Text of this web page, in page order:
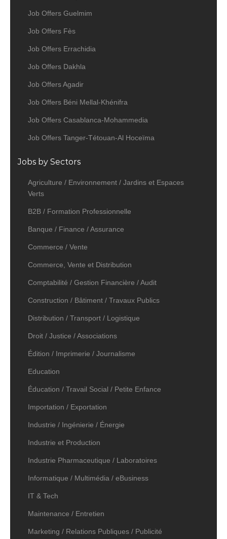
Job Offers Guelmim
Job Offers Fès
Job Offers Errachidia
Job Offers Dakhla
Job Offers Agadir
Job Offers Béni Mellal-Khénifra
Job Offers Casablanca-Mohammedia
Job Offers Tanger-Tétouan-Al Hoceïma
Jobs by Sectors
Agriculture / Environnement / Jardins et Espaces
Verts
B2B / Formation Professionnelle
Banque / Finance / Assurance
Commerce / Vente
Commerce, Vente et Distribution
Comptabilité / Gestion Financière / Audit
Construction / Bâtiment / Travaux Publics
Distribution / Transport / Logistique
Droit / Justice / Associations
Édition / Imprimerie / Journalisme
Education
Éducation / Travail Social / Petite Enfance
Importation / Exportation
Industrie / Ingénierie / Énergie
Industrie et Production
Industrie Pharmaceutique / Laboratoires
Informatique / Multimédia / eBusiness
IT & Tech
Maintenance / Entretien
Marketing / Relations Publiques / Publicité